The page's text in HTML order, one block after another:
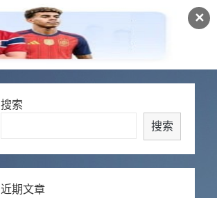
✕
搜索
搜索
近期文章